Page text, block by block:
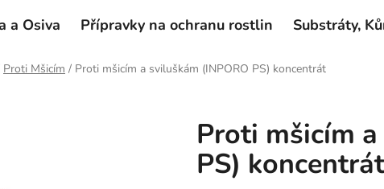
a Osiva Přípravky na ochranu rostlin Substráty,
Proti Mšicím / Proti mšicím a sviluškám (INPORO PS) koncentrát
Proti mšicím
PS) koncentrát